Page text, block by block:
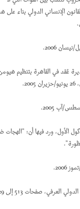
الإنساني الدولي بناء على هذا
في القاهرة بتنظيم هيومن
)6) من البروتوكول الأول، ورد فيها أن: "الهجات ضد
صفحات 513 إلى 529.